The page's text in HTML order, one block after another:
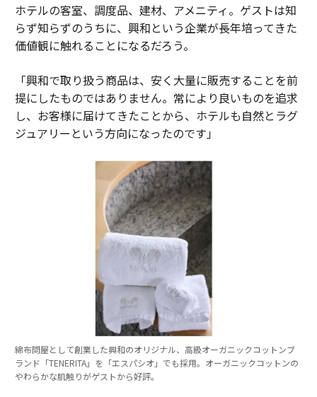
ホテルの客室、調度品、建材、アメニティ。ゲストは知
らず知らずのうちに、興和という企業が長年培ってきた
価値観に触れることになるだろう。
「興和で取り扱う商品は、安く大量に販売することを前
提にしたものではありません。常により良いものを追求
し、お客様に届けてきたことから、ホテルも自然とラグ
ジュアリーという方向になったのです」
綿布問屋として創業した興和のオリジナル、高級オーガニックコットンブ
ランド「TENERITA」を「エスパシオ」でも採用。オーガニックコットンの
やわらかな肌触りがゲストから好評。